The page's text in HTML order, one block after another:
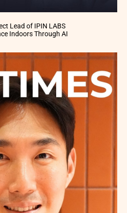
Lead of IPIN LABS
Indoors Through AI